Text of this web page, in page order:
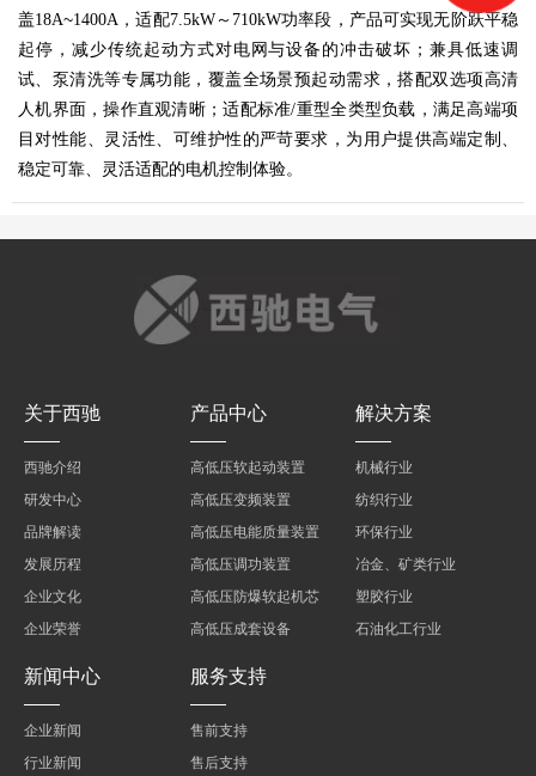
盖18A~1400A，适配7.5kW～710kW功率段，产品可实现无阶跃平稳
起停，减少传统起动方式对电网与设备的冲击破坏；兼具低速调
试、泵清洗等专属功能，覆盖全场景预起动需求，搭配双选项高清
人机界面，操作直观清晰；适配标准/重型全类型负载，满足高端项
目对性能、灵活性、可维护性的严苛要求，为用户提供高端定制、
稳定可靠、灵活适配的电机控制体验。
关于西驰
西驰介绍
研发中心
品牌解读
发展历程
企业文化
企业荣誉
产品中心
高低压软起动装置
高低压变频装置
高低压电能质量装置
高低压调功装置
高低压防爆软起机芯
高低压成套设备
解决方案
机械行业
纺织行业
环保行业
冶金、矿类行业
塑胶行业
石油化工行业
新闻中心
企业新闻
行业新闻
服务支持
售前支持
售后支持